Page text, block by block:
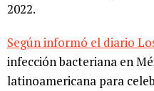
2022.
Según informó el diario
infección bacteriana en
latinoamericana para